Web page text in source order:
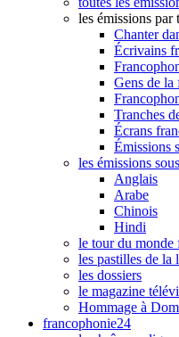
les émissions par
Chanter
Écrivains
Gens de la
Tranches
Écrans
Émissions
les émissions
Anglais
Arabe
Chinois
Hindi
le tour du monde
les pastilles de la
les dossiers
le magazine
Hommage à
francophonie24